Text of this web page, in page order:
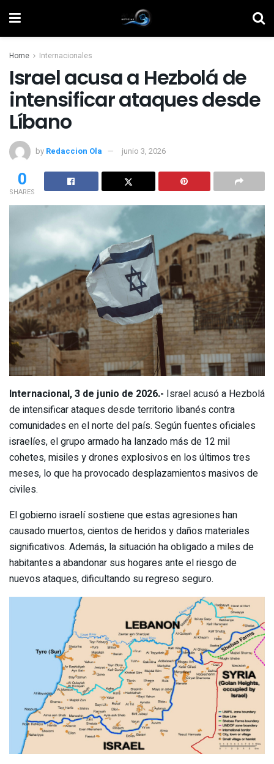
Home Internacionales
Israel acusa a Hezbolá de
intensificar ataques desde
Líbano
by Redaccion Ola junio 3, 2026
0
SHARES
Internacional, 3 de junio de 2026.- Israel acusó a Hezbolá
de intensificar ataques desde territorio libanés contra
comunidades en el norte del país. Según fuentes oficiales
israelíes, el grupo armado ha lanzado más de 12 mil
cohetes, misiles y drones explosivos en los últimos tres
meses, lo que ha provocado desplazamientos masivos de
civiles.
El gobierno israelí sostiene que estas agresiones han
causado muertos, cientos de heridos y daños materiales
significativos. Además, la situación ha obligado a miles de
habitantes a abandonar sus hogares ante el riesgo de
nuevos ataques, dificultando su regreso seguro.